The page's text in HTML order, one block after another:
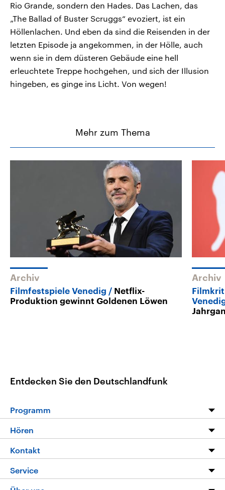
Rio Grande, sondern den Hades. Das Lachen, das
„The Ballad of Buster Scruggs“ evoziert, ist ein
Höllenlachen. Und eben da sind die Reisenden in der
letzten Episode ja angekommen, in der Hölle, auch
wenn sie in dem düsteren Gebäude eine hell
erleuchtete Treppe hochgehen, und sich der Illusion
hingeben, es ginge ins Licht. Von wegen!
Mehr zum Thema
Archiv
Filmfestspiele Venedig
Netflix-
Produktion gewinnt Goldenen Löwen
Archiv
Entdecken Sie den Deutschlandfunk
Programm
Programm
Die Nachrichten
Nachrichtenleicht
Hören
Livestream
Podcasts
Kontakt
Hörerservice
Service
FAQ